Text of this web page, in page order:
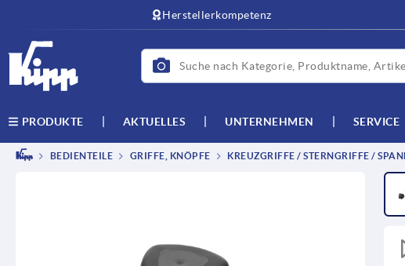
Herstellerkompetenz
PRODUKTE AKTUELLES UNTERNEHMEN SERVICE
BEDIENTEILE GRIFFE, KNÖPFE KREUZGRIFFE / STERNGRIFFE /